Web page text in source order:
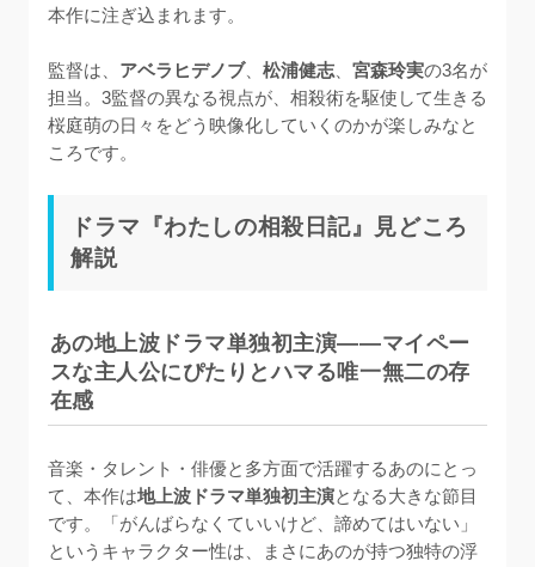
本作に注ぎ込まれます。
監督は、 アベラヒデノブ、 松浦健志 宮森玲実の3名が
担当。3監督の異なる視点が、相殺術を駆使して生きる
桜庭萌の日々をどう映像化していくのかが楽しみなと
ころです。
ドラマ『わたしの相殺日記』見どころ
解説
あの地上波ドラマ単独初主演——マイペー
スな主人公にぴたりとハマる唯一無二の存
在感
音楽・タレント・俳優と多方面で活躍するあのにとっ
て、本作は地上波ドラマ単独初主演となる大きな節目
です。「がんばらなくていいけど、諦めてはいない」
というキャラクター性は、まさにあのが持つ独特の浮